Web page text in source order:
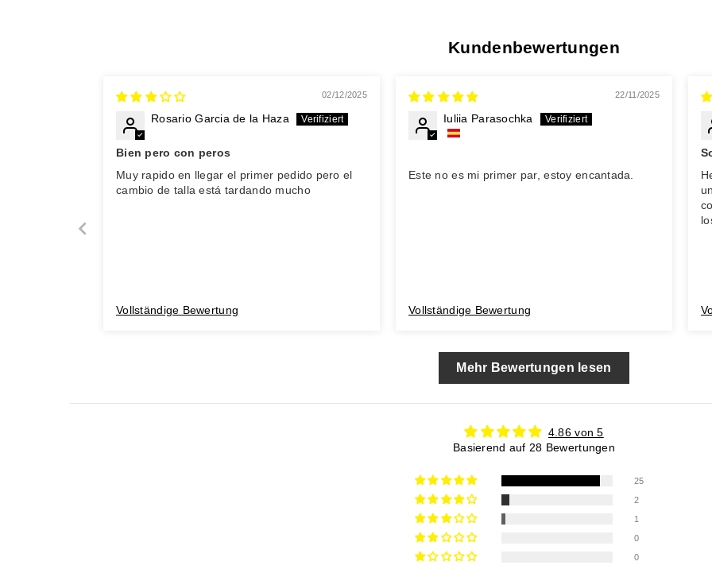
Kundenbewertungen
02/12/2025
Rosario Garcia de la Haza
Bien pero con peros
Muy rapido en llegar el primer pedido pero el
cambio de talla está tardando mucho
Vollständige Bewertung
22/11/2025
Iuliia Parasochka
Este no es mi primer par, estoy encantada.
Vollständige Bewertung
Mehr Bewertungen lesen
4.86 von 5
Basierend auf 28 Bewertungen
25
2
1
0
0